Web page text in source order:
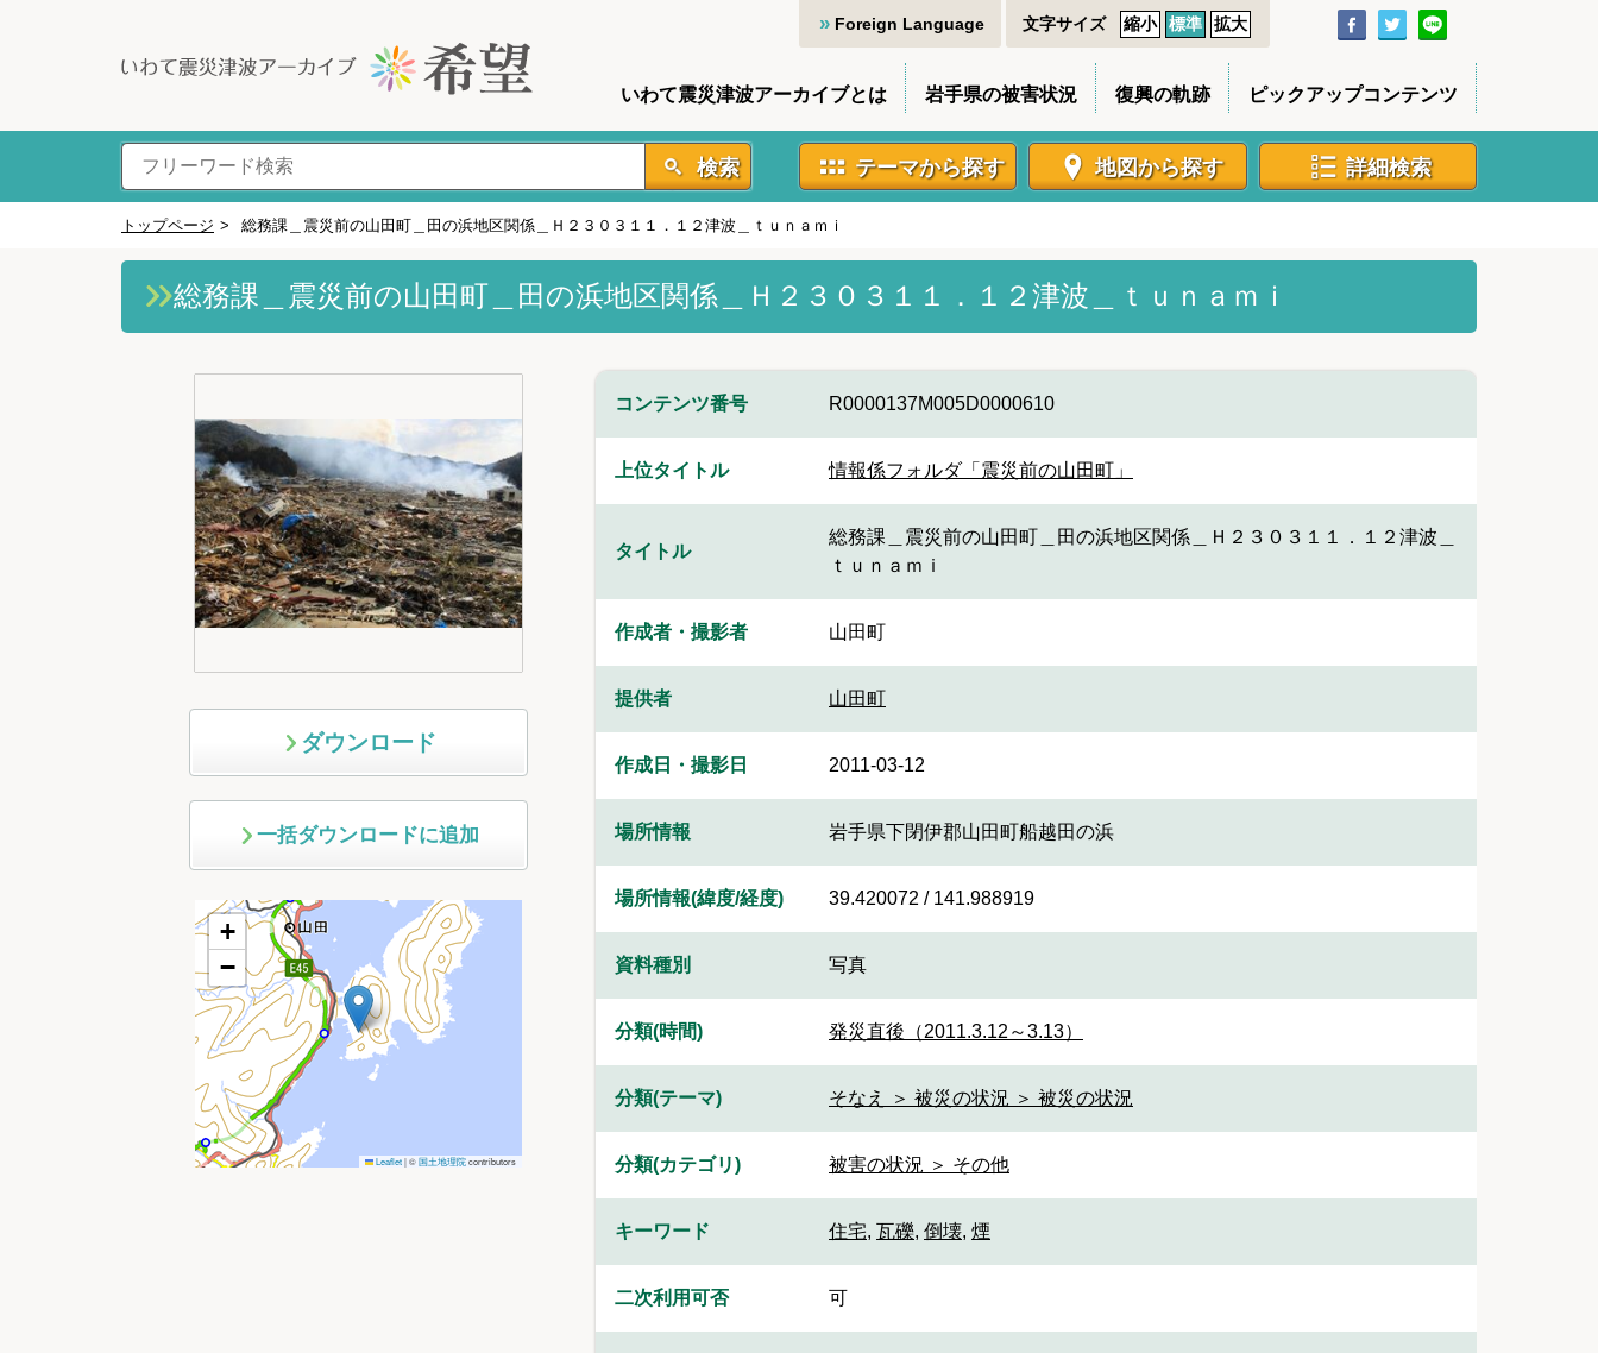
Foreign Language 文字サイズ 縮小 標準 拡大
いわて震災津波アーカイブとは 岩手県の被害状況 復興の軌跡 ピックアップコンテンツ
検索 テーマから探す 地図から探す 詳細検索
トップページ > 総務課＿震災前の山田町＿田の浜地区関係＿Ｈ２３０３１１．１２津波＿ｔｕｎａｍｉ
総務課＿震災前の山田町＿田の浜地区関係＿Ｈ２３０３１１．１２津波＿ｔｕｎａｍｉ
ダウンロード
一括ダウンロードに追加
+
−
Leaflet|©国土地理院contributors
コンテンツ番号 R0000137M005D0000610
上位タイトル 情報係フォルダ「震災前の山田町」
タイトル
総務課＿震災前の山田町＿田の浜地区関係＿Ｈ２３０３１１．１２津波＿
ｔｕｎａｍｉ
作成者・撮影者 山田町
提供者 山田町
作成日・撮影日 2011-03-12
場所情報 岩手県下閉伊郡山田町船越田の浜
場所情報(緯度/経度) 39.420072 / 141.988919
資料種別 写真
分類(時間) 発災直後（2011.3.12～3.13）
分類(テーマ) そなえ ＞ 被災の状況 ＞ 被災の状況
分類(カテゴリ) 被害の状況 ＞ その他
キーワード 住宅, 瓦礫, 倒壊, 煙
二次利用可否 可